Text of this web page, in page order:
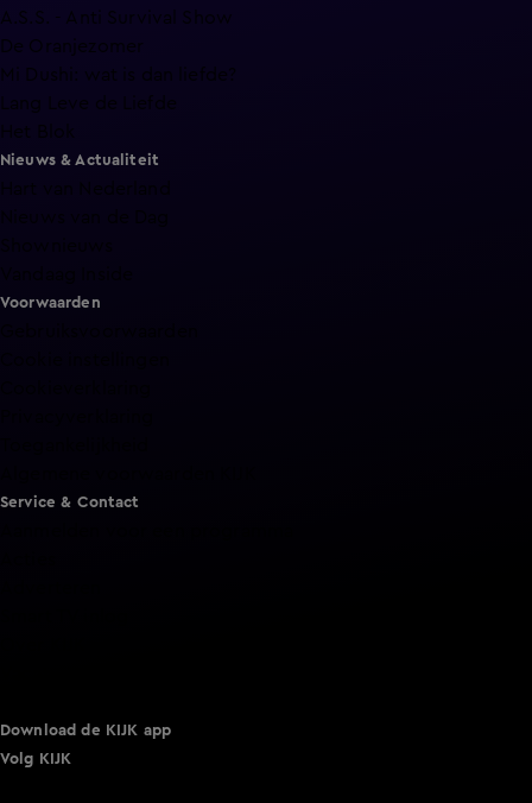
A.S.S. - Anti Survival Show
De Oranjezomer
Mi Dushi: wat is dan liefde?
Lang Leve de Liefde
Nieuws & Actualiteit
Voorwaarden
Service & Contact
Download de KIJK app
Volg KIJK